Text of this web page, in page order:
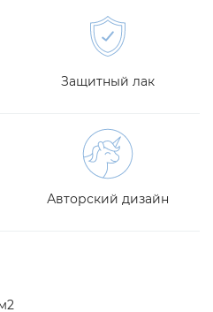
Защитный лак
Авторский дизайн